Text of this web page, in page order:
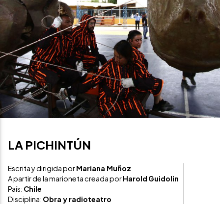
LA PICHINTÚN
Escrita y dirigida porMariana Muñoz
A partir de la marioneta creada porHarold Guidolin
País: Chile
Disciplina: Obra y radioteatro